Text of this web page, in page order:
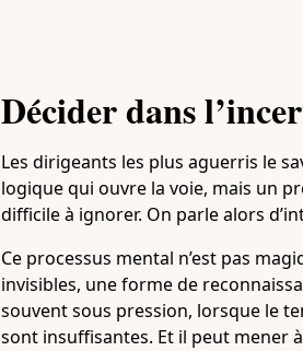
Décider dans
Les dirigeants les plus aguerris le
logique qui ouvre la voie, mais un
difficile à ignorer. On parle alors
Ce processus mental n’est pas
invisibles, une forme de
souvent sous pression, lorsque le
sont insuffisantes. Et il peut mener